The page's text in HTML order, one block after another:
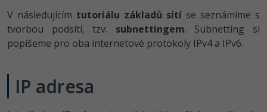
Spring
ASP.NET MVC
MySQL/MariaDB
MS-SQL
Grafik / UX/UI návrhář
Projektový manažer
C -80%
SQL
Business
Kryptoměny -25%
MS Office
V následujícím tutoriálu základů sítí se seznámíme s
tvorbou podsítí, tzv. subnettingem. Subnetting si
popíšeme pro oba internetové protokoly IPv4 a IPv6.
IP adresa